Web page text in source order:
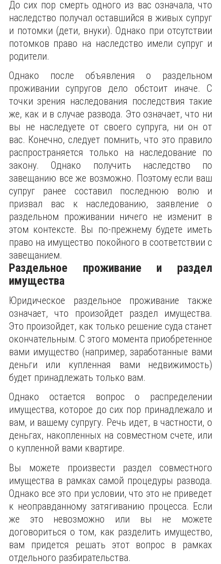
До сих пор смерть одного из вас означала, что
наследство получал оставшийся в живых супруг
и потомки (дети, внуки). Однако при отсутствии
потомков право на наследство имели супруг и
родители.
Однако после объявления о раздельном
проживании супругов дело обстоит иначе. С
точки зрения наследования последствия такие
же, как и в случае развода. Это означает, что ни
вы не наследуете от своего супруга, ни он от
вас. Конечно, следует помнить, что это правило
распространяется только на наследование по
закону. Однако получить наследство по
завещанию все же возможно. Поэтому если ваш
супруг ранее составил последнюю волю и
призвал вас к наследованию, заявление о
раздельном проживании ничего не изменит в
этом контексте. Вы по-прежнему будете иметь
право на имущество покойного в соответствии с
завещанием.
Раздельное проживание и раздел
имущества
Юридическое раздельное проживание также
означает, что произойдет раздел имущества.
Это произойдет, как только решение суда станет
окончательным. С этого момента приобретенное
вами имущество (например, заработанные вами
деньги или купленная вами недвижимость)
будет принадлежать только вам.
Однако остается вопрос о распределении
имущества, которое до сих пор принадлежало и
вам, и вашему супругу. Речь идет, в частности, о
деньгах, накопленных на совместном счете, или
о купленной вами квартире.
Вы можете произвести раздел совместного
имущества в рамках самой процедуры развода.
Однако все это при условии, что это не приведет
к неоправданному затягиванию процесса. Если
же это невозможно или вы не можете
договориться о том, как разделить имущество,
вам придется решать этот вопрос в рамках
отдельного разбирательства.